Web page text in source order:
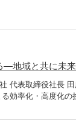
―地域と共に未
代表取締役社長
効率化・高度化の